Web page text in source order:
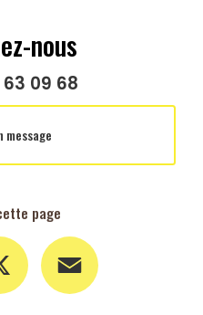
nous
63 09 68
message
page